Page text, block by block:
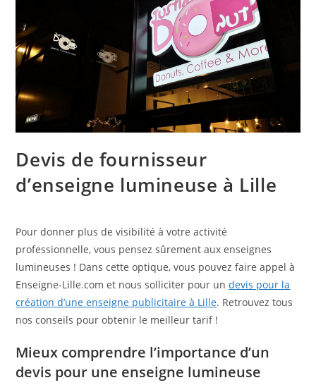
Devis de fournisseur
d’enseigne lumineuse à Lille
Pour donner plus de visibilité à votre activité
professionnelle, vous pensez sûrement aux enseignes
lumineuses ! Dans cette optique, vous pouvez faire appel à
Enseigne-Lille.com et nous solliciter pour undevis pour la
création d’une enseigne publicitaire à Lille. Retrouvez tous
nos conseils pour obtenir le meilleur tarif !
Mieux comprendre l’importance d’un
devis pour une enseigne lumineuse